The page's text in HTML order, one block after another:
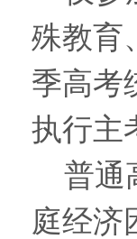
殊教育
季高考
执行主
普通
庭经济